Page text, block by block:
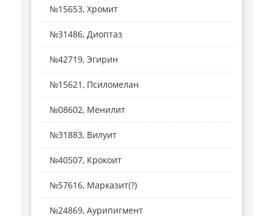
№15653, Хромит
№31486, Диоптаз
№42719, Эгирин
№15621, Псиломелан
№08602, Менилит
№31883, Вилуит
№40507, Крокоит
№57616, Марказит(?)
№24869, Аурипигмент